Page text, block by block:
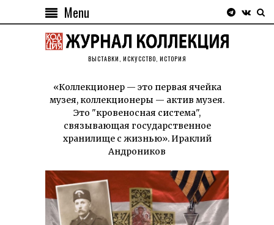
Menu
ВЫСТАВКИ, ИСКУССТВО, ИСТОРИЯ
«Коллекционер — это первая ячейка
музея, коллекционеры — актив музея.
Это "кровеносная система",
связывающая государственное
хранилище с жизнью». Ираклий
Андроников